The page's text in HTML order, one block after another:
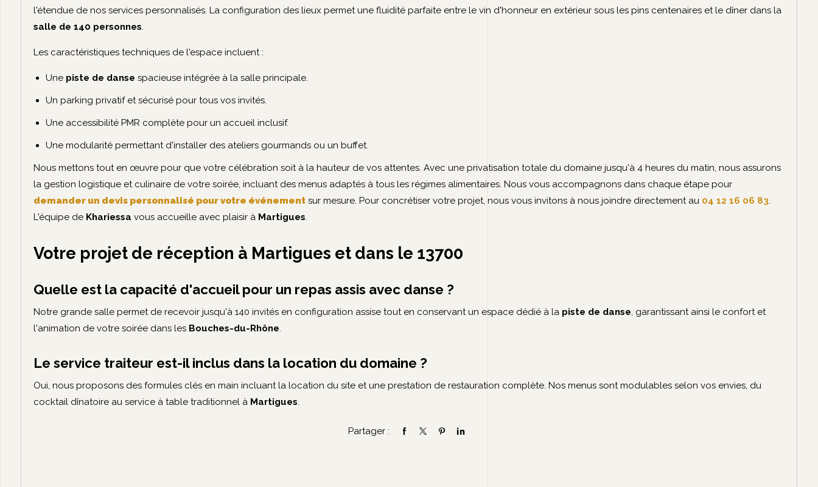
l'étendue de nos services personnalisés. La configuration des lieux permet une fluidité parfaite entre le vin d'honneur en extérieur sous les pins centenaires et le dîner dans la
salle de 140 personnes.
Les caractéristiques techniques de l'espace incluent :
Une piste de danse spacieuse intégrée à la salle principale.
Un parking privatif et sécurisé pour tous vos invités.
Une accessibilité PMR complète pour un accueil inclusif.
Une modularité permettant d'installer des ateliers gourmands ou un buffet.
Nous mettons tout en œuvre pour que votre célébration soit à la hauteur de vos attentes. Avec une privatisation totale du domaine jusqu'à 4 heures du matin, nous assurons
la gestion logistique et culinaire de votre soirée, incluant des menus adaptés à tous les régimes alimentaires. Nous vous accompagnons dans chaque étape pour
demander un devis personnalisé pour votre événementsur mesure. Pour concrétiser votre projet, nous vous invitons à nous joindre directement au 04 12 16 06 83.
L'équipe de Khariessa vous accueille avec plaisir à Martigues.
Votre projet de réception à Martigues et dans le 13700
Quelle est la capacité d'accueil pour un repas assis avec danse ?
Notre grande salle permet de recevoir jusqu'à 140 invités en configuration assise tout en conservant un espace dédié à la piste de danse, garantissant ainsi le confort et
l'animation de votre soirée dans les Bouches-du-Rhône.
Le service traiteur est-il inclus dans la location du domaine ?
Oui, nous proposons des formules clés en main incluant la location du site et une prestation de restauration complète. Nos menus sont modulables selon vos envies, du
cocktail dînatoire au service à table traditionnel à Martigues.
Partager :